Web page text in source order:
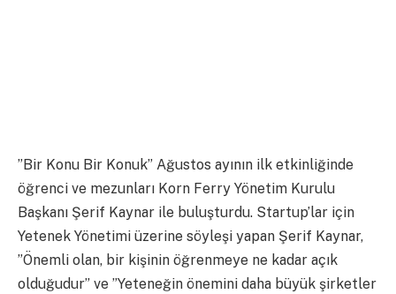
”Bir Konu Bir Konuk” Ağustos ayının ilk etkinliğinde
öğrenci ve mezunları Korn Ferry Yönetim Kurulu
Başkanı Şerif Kaynar ile buluşturdu. Startup’lar için
Yetenek Yönetimi üzerine söyleşi yapan Şerif Kaynar,
”Önemli olan, bir kişinin öğrenmeye ne kadar açık
olduğudur” ve ”Yeteneğin önemini daha büyük şirketler